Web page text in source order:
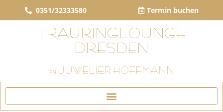
0351/32333580 Termin buchen
TRAURINGLOUNGE
DRESDEN
by JUWELIER HOFFMANN